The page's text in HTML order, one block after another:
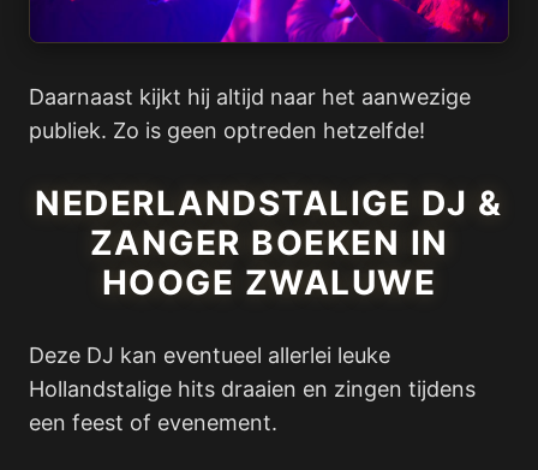
Daarnaast kijkt hij altijd naar het aanwezige
publiek. Zo is geen optreden hetzelfde!
NEDERLANDSTALIGE DJ &
ZANGER BOEKEN IN
HOOGE ZWALUWE
Deze DJ kan eventueel allerlei leuke
Hollandstalige hits draaien en zingen tijdens
een feest of evenement.